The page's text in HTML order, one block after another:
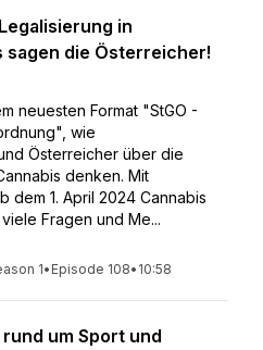
in
sagen die Österreicher!
neuesten Format "StGO -
wie
Österreicher über die
denken. Mit
dem 1. April 2024 Cannabis
Fragen und Me...
1• Episode 108• 10:58
um Sport und